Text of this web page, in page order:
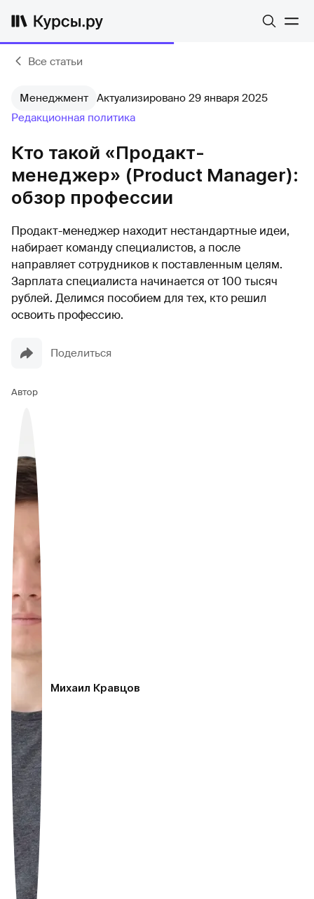
Все статьи
Менеджмент Актуализировано 29 января 2025
Редакционная политика
Кто такой «Продакт-
менеджер» (Product Manager):
обзор профессии
Продакт-менеджер находит нестандартные идеи,
набирает команду специалистов, а после
направляет сотрудников к поставленным целям.
Зарплата специалиста начинается от 100 тысяч
рублей. Делимся пособием для тех, кто решил
освоить профессию.
Поделиться
Автор
Михаил Кравцов